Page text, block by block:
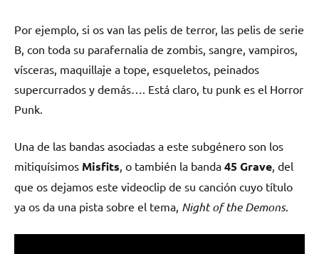
Por ejemplo, si os van las pelis de terror, las pelis de serie
B, con toda su parafernalia de zombis, sangre, vampiros,
vísceras, maquillaje a tope, esqueletos, peinados
supercurrados y demás…. Está claro, tu punk es el Horror
Punk.
Una de las bandas asociadas a este subgénero son los
mitiquísimos Misfits , o también la banda 45 Grave , del
que os dejamos este videoclip de su canción cuyo título
ya os da una pista sobre el tema, Night of the Demons.